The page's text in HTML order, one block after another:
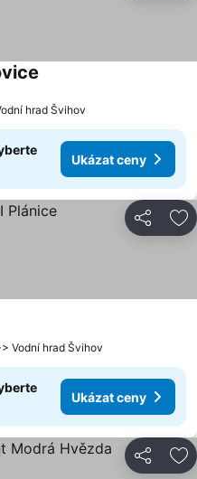
hrad Švihov
Ukázat ceny
Sdílet
Vodní hrad Švihov
Ukázat ceny
Sdílet